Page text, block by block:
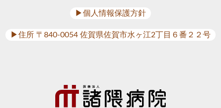
▶︎個人情報保護方針
▶︎住所 〒840-0054 佐賀県佐賀市水ヶ江2丁目６番２２号